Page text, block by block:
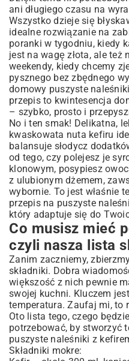
ani długiego czasu na
Wszystko dzieje się
idealne rozwiązanie na
poranki w tygodniu, kiedy
jest na wagę złota, ale też
weekendy, kiedy chcemy
pysznego bez zbędnego
domowy puszyste
przepis to kwintesencja
– szybko, prosto i
No i ten smak! Delikatna,
kwaskowata nuta kefiru
balansuje słodycz
od tego, czy polejesz je
klonowym, posypiesz
z ulubionym dżemem,
wybornie. To jest właśnie
przepis na puszyste
który adaptuje się do
Co musisz mieć
czyli nasza lista
Zanim zaczniemy,
składniki. Dobra
większość z nich pewnie
swojej kuchni. Kluczem
temperatura. Zaufaj mi, to
Oto lista tego, czego
potrzebować, by stworzyć
puszyste naleśniki z
Składniki mokre: